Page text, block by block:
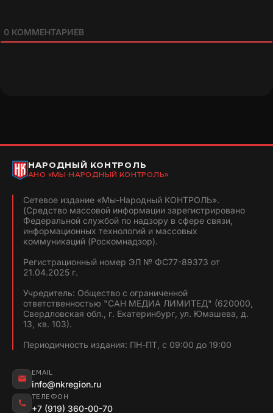
0 КОММЕНТАРИЕВ
НАРОДНЫЙ КОНТРОЛЬ
АНО «МЫ-НАРОДНЫЙ КОНТРОЛЬ»
Сетевое издание «Мы-Народный КОНТРОЛЬ».
(Средство массовой информации зарегистрировано
Федеральной службой по надзору в сфере связи,
информационных технологий и массовых
коммуникаций (Роскомнадзор).
Регистрационный номер ЭЛ № ФС77-89373 от
21.04.2025 г.
Учредитель: Общество с ограниченной
ответственностью "САН МЕДИА ЛИМИТЕД" (620000,
Свердловская обл., г. Екатеринбург, ул. Юмашева, д.
13, кв. 103).
Периодичность издания: ПН-ПТ, с 09:00 до 19:00
EMAIL
info@nkregion.ru
ТЕЛЕФОН
+7 (919) 360-00-70